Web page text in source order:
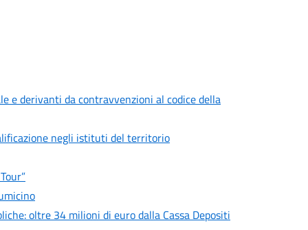
e derivanti da contravvenzioni al codice della
negli istituti del territorio
oltre 34 milioni di euro dalla Cassa Depositi